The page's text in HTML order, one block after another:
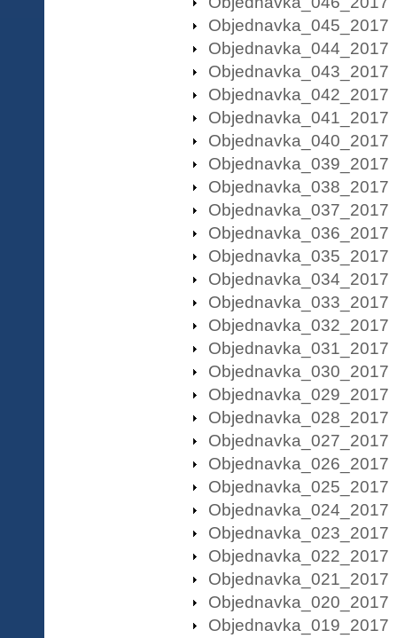
Objednavka_045_2017
Objednavka_044_2017
Objednavka_043_2017
Objednavka_042_2017
Objednavka_041_2017
Objednavka_040_2017
Objednavka_039_2017
Objednavka_038_2017
Objednavka_037_2017
Objednavka_036_2017
Objednavka_035_2017
Objednavka_034_2017
Objednavka_033_2017
Objednavka_032_2017
Objednavka_031_2017
Objednavka_030_2017
Objednavka_029_2017
Objednavka_028_2017
Objednavka_027_2017
Objednavka_026_2017
Objednavka_025_2017
Objednavka_024_2017
Objednavka_023_2017
Objednavka_022_2017
Objednavka_021_2017
Objednavka_020_2017
Objednavka_019_2017